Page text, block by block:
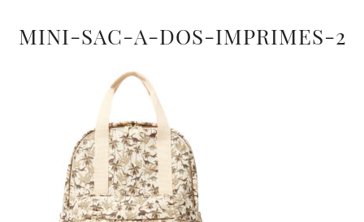
MINI-SAC-A-DOS-IMPRIMES-2